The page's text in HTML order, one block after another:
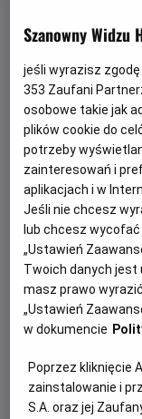
Szanowny Widzu
jeśli wyrazisz zgodę
353 Zaufani
osobowe takie jak
plików cookie do
potrzeby
zainteresowań i
aplikacjach i w
Jeśli nie chcesz
lub chcesz
„Ustawień
Twoich danych
masz prawo
„Ustawień
w dokumencie
Poprzez kliknięcie
zainstalowanie i
S.A. oraz jej